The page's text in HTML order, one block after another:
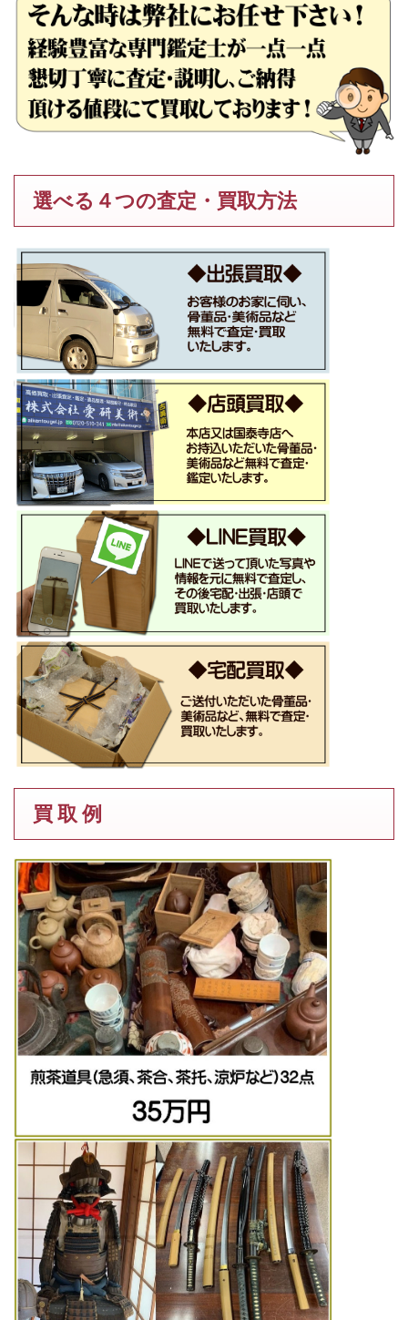
選べる４つの査定・買取方法
買 取 例